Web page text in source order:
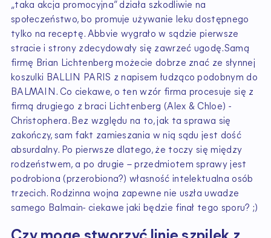
„taka akcja promocyjna” działa szkodliwie na
społeczeństwo, bo promuje używanie leku dostępnego
tylko na receptę. Abbvie wygrało w sądzie pierwsze
stracie i strony zdecydowały się zawrzeć ugodę.Samą
firmę Brian Lichtenberg możecie dobrze znać ze słynnej
koszulki BALLIN PARIS z napisem łudząco podobnym do
BALMAIN. Co ciekawe, o ten wzór firma procesuje się z
firmą drugiego z braci Lichtenberg (Alex & Chloe) -
Christophera. Bez względu na to, jak ta sprawa się
zakończy, sam fakt zamieszania w nią sądu jest dość
absurdalny. Po pierwsze dlatego, że toczy się między
rodzeństwem, a po drugie – przedmiotem sprawy jest
podrobiona (przerobiona?) własność intelektualna osób
trzecich. Rodzinna wojna zapewne nie uszła uwadze
samego Balmain- ciekawe jaki będzie finał tego sporu? ;)